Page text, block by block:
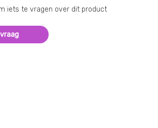
iets te vragen over dit product